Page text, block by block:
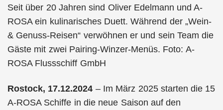
Seit über 20 Jahren sind Oliver Edelmann und A-
ROSA ein kulinarisches Duett. Während der „Wein-
& Genuss-Reisen“ verwöhnen er und sein Team die
Gäste mit zwei Pairing-Winzer-Menüs. Foto: A-
ROSA Flussschiff GmbH
Rostock, 17.12.2024 – Im März 2025 starten die 15
A-ROSA Schiffe in die neue Saison auf den